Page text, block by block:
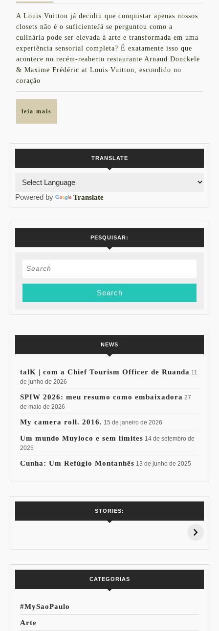
Experiência
Gastronômica
da
Louis
Vuitton
Saint-
de
2025
A Louis Vuitton já decidiu que conquistar apenas nossos
closets não é o suficienteJá se perguntou como a
culinária pode ser elevada à arte e transformada em uma
experiência sensorial completa? É exatamente isso que
acontece no recém-reaberto restaurante Arnaud Donckele
& Maxime Frédéric at Louis Vuitton, escondido no
coração
leia mais
TRANSLATE
Powered by Translate
PESQUISAR:
Search
NEWS
talK | com a Chief Tourism Officer de Ruanda 11
de junho de 2026
SPIW 2026: meu resumo como embaixadora 27
de maio de 2026
My camera roll. 2016. 15 de janeiro de 2026
Um mundo Muyloco e sem limites 14 de setembro de
2025
Cunha: Um Refúgio Montanhês 13 de junho de 2025
STORIES:
15% de
Pessoal: Os
CATEGORIAS
#MySaoPaulo
Arte